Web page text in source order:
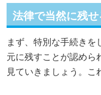
法律で当然に残せ
まず、特別な手続き
元に残すことが認めら
見ていきましょう。こ